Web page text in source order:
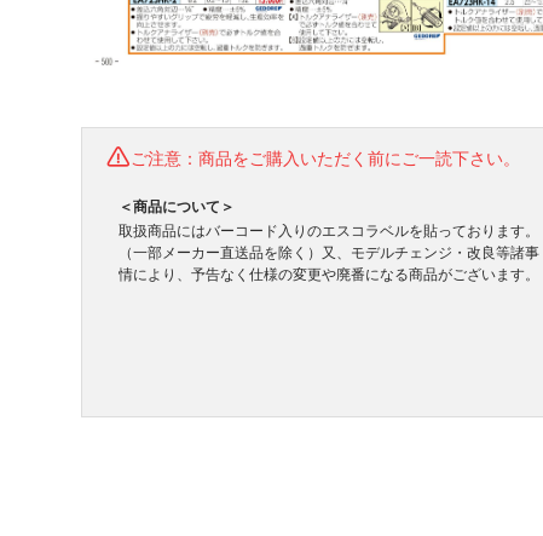
ご注意：商品をご購入いただく前にご一読下さい。
＜商品について＞
取扱商品にはバーコード入りのエスコラベルを貼っております。
（一部メーカー直送品を除く）又、モデルチェンジ・改良等諸事
情により、予告なく仕様の変更や廃番になる商品がございます。